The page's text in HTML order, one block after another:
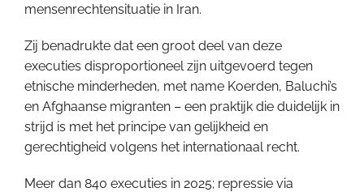
mensenrechtensituatie in Iran.
Zij benadrukte dat een groot deel van deze
executies disproportioneel zijn uitgevoerd tegen
etnische minderheden, met name Koerden, Baluchi’s
en Afghaanse migranten – een praktijk die duidelijk in
strijd is met het principe van gelijkheid en
gerechtigheid volgens het internationaal recht.
Meer dan 840 executies in 2025; repressie via